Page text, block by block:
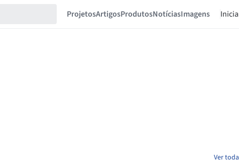
ProjetosArtigosProdutosNotíciasImagens
Ver